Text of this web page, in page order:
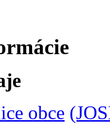
obce